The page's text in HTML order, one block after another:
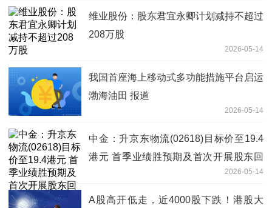
维业股份：股东君宜永卿计划减持不超过
208万股
2026-05-14
我国首座海上移动式多功能措施平台启运
渤海油田 报道
2026-05-14
中金：升京东物流(02618)目标价至19.4
港元 首季业绩胜预期及首次开展股东回
2026-05-14
A股高开低走，近4000股下跌！港股大